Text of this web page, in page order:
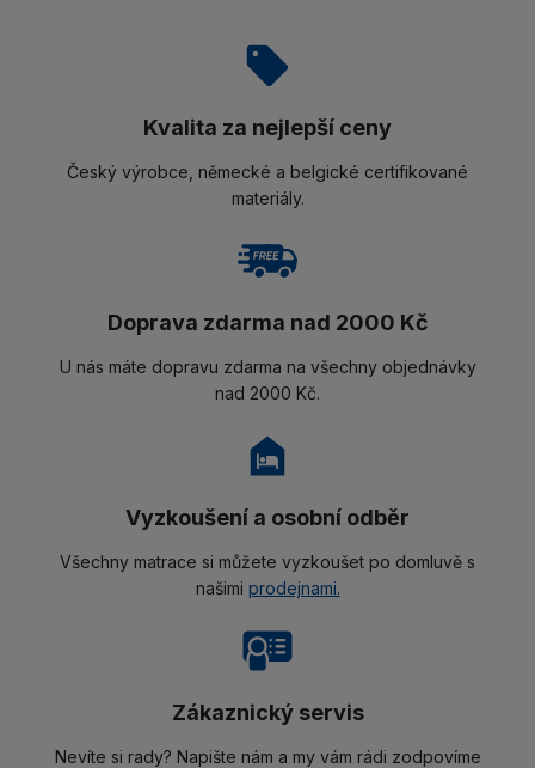
Kvalita za nejlepší ceny
Český výrobce, německé a belgické certifikované
materiály.
Doprava zdarma nad 2000 Kč
U nás máte dopravu zdarma na všechny objednávky
nad 2000 Kč.
Vyzkoušení a osobní odběr
Všechny matrace si můžete vyzkoušet po domluvě s
našimi prodejnami.
Zákaznický servis
Nevíte si rady? Napište nám a my vám rádi zodpovíme